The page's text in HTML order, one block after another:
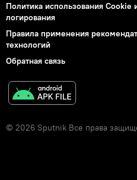
Политика использования Cookie
логирования
Правила применения
технологий
Обратная связь
© 2026 Sputnik Все права